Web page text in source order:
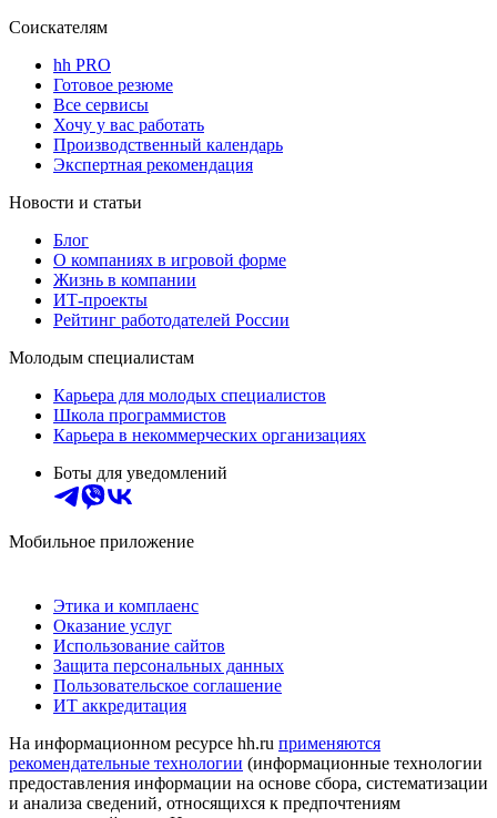
Соискателям
hh PRO
Готовое резюме
Все сервисы
Хочу у вас работать
Производственный календарь
Экспертная рекомендация
Новости и статьи
Блог
О компаниях в игровой форме
Жизнь в компании
ИТ-проекты
Рейтинг работодателей России
Молодым специалистам
Карьера для молодых специалистов
Школа программистов
Карьера в некоммерческих организациях
Боты для уведомлений
Мобильное приложение
Этика и комплаенс
Оказание услуг
Использование сайтов
Защита персональных данных
Пользовательское соглашение
ИТ аккредитация
На информационном ресурсе hh.ru применяются
рекомендательные технологии (информационные технологии
предоставления информации на основе сбора, систематизации
и анализа сведений, относящихся к предпочтениям